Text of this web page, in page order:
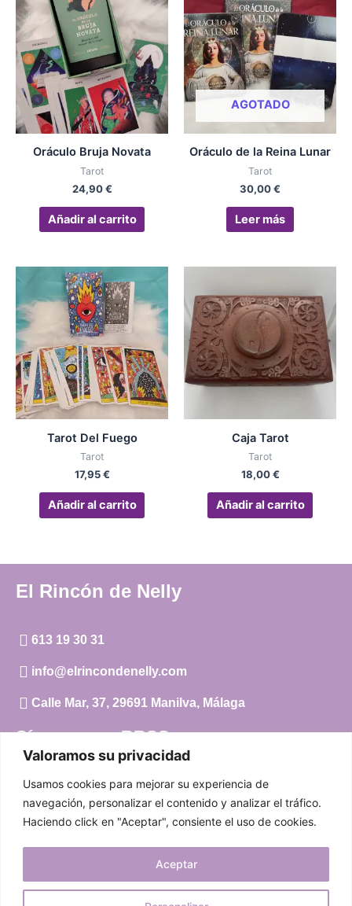
Valoramos su privacidad
Usamos cookies para mejorar su experiencia de
navegación, personalizar el contenido y analizar el tráfico.
Haciendo click en "Aceptar", consiente el uso de cookies.
Aceptar
Oráculo Bruja Novata
Tarot
24,90€
Añadir al carrito
AGOTADO
Oráculo de la Reina Lunar
Tarot
30,00€
Leer más
Tarot Del Fuego
Tarot
17,95€
Añadir al carrito
Caja Tarot
Tarot
18,00€
Añadir al carrito
El Rincón de Nelly
613 19 30 31
info@elrincondenelly.com
Calle Mar, 37, 29691 Manilva, Málaga
Síguenos en RRSS
Facebook
Política de privacidad